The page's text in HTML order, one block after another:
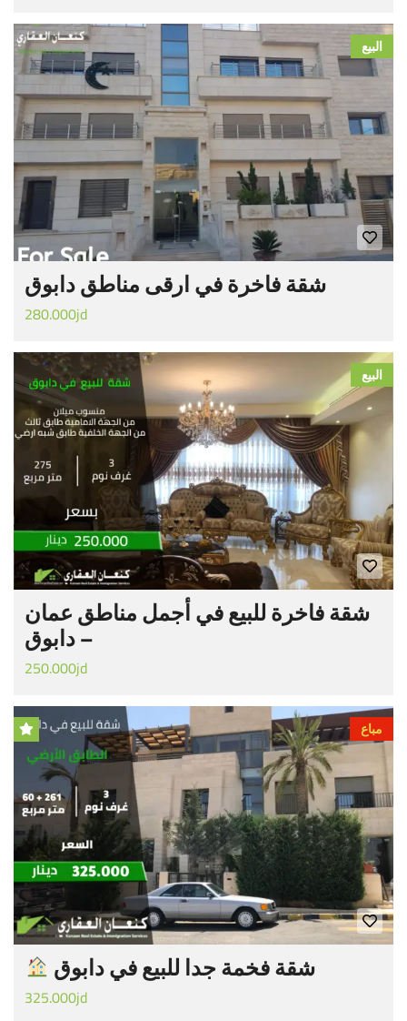
البيع
شقة فاخرة في ارقى مناطق دابوق
280.000jd
البيع
شقة فاخرة للبيع في أجمل مناطق عمان
– دابوق
250.000jd
مباع
شقة فخمة جدا للبيع في دابوق
325.000jd